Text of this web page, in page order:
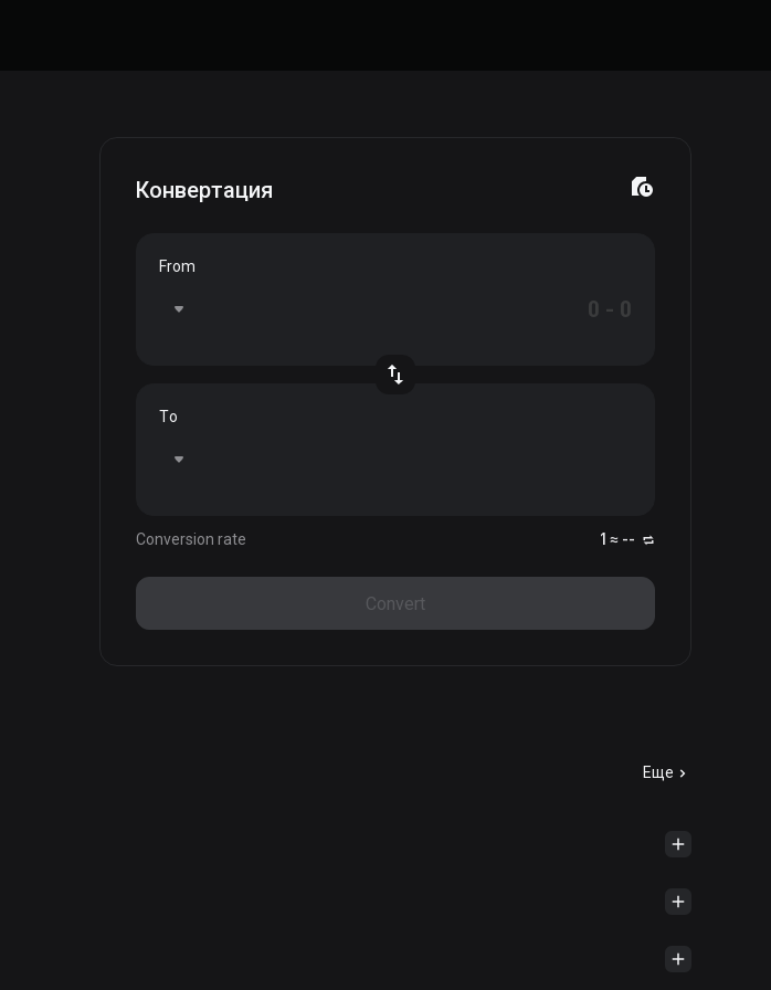
Конвертация
From
To
Conversion rate 1 ≈ --
Convert
Еще